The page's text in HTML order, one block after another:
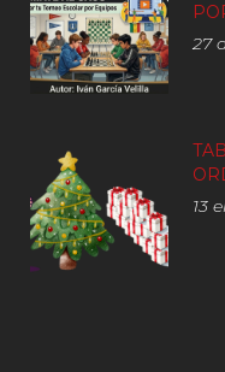
27
13